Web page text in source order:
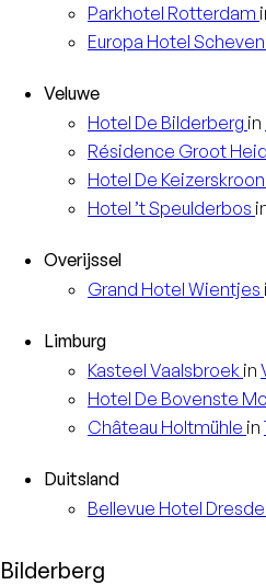
Parkhotel Rotterdam
Europa Hotel
Veluwe
Hotel De Bilderberg in
Résidence Groot
Hotel De Keizerskroon
Hotel ’t Speulderbos
Overijssel
Grand Hotel Wientjes
Limburg
Kasteel Vaalsbroek in
Hotel De Bovenste
Château Holtmühle in
Duitsland
Bellevue Hotel
Bilderberg